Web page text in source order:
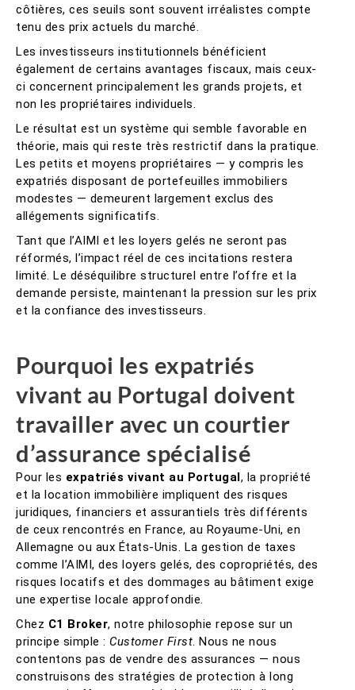
côtières, ces seuils sont souvent irréalistes compte
tenu des prix actuels du marché.
Les investisseurs institutionnels bénéficient
également de certains avantages fiscaux, mais ceux-
ci concernent principalement les grands projets, et
non les propriétaires individuels.
Le résultat est un système qui semble favorable en
théorie, mais qui reste très restrictif dans la pratique.
Les petits et moyens propriétaires — y compris les
expatriés disposant de portefeuilles immobiliers
modestes — demeurent largement exclus des
allégements significatifs.
Tant que l’AIMI et les loyers gelés ne seront pas
réformés, l’impact réel de ces incitations restera
limité. Le déséquilibre structurel entre l’offre et la
demande persiste, maintenant la pression sur les prix
et la confiance des investisseurs.
Pourquoi les expatriés
vivant au Portugal doivent
travailler avec un courtier
d’assurance spécialisé
Pour les expatriés vivant au Portugal, la propriété
et la location immobilière impliquent des risques
juridiques, financiers et assurantiels très différents
de ceux rencontrés en France, au Royaume-Uni, en
Allemagne ou aux États-Unis. La gestion de taxes
comme l’AIMI, des loyers gelés, des copropriétés, des
risques locatifs et des dommages au bâtiment exige
une expertise locale approfondie.
Chez C1 Broker, notre philosophie repose sur un
principe simple : Customer First. Nous ne nous
contentons pas de vendre des assurances — nous
construisons des stratégies de protection à long